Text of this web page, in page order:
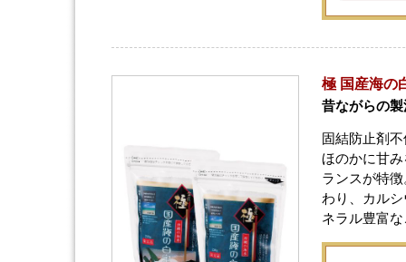
極 国産海の
昔ながらの
固結防止剤
ほのかに甘
ランスが特
わり、カル
ネラル豊富